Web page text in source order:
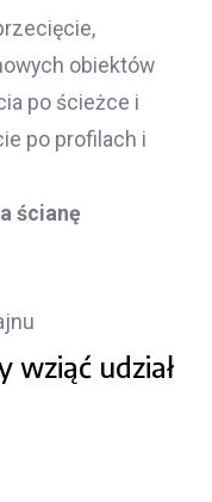
obiektów
po ścieżce i
po profilach i
ścianę
wziąć udział